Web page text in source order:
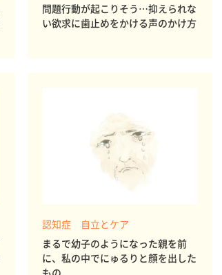
問題行動が起こりそう…抑えられな
い欲求に歯止めをかける声のかけ方
認知症 自立とケア
まるで幼子のようになった親を前
に、私の中でにゅるりと顔を出した